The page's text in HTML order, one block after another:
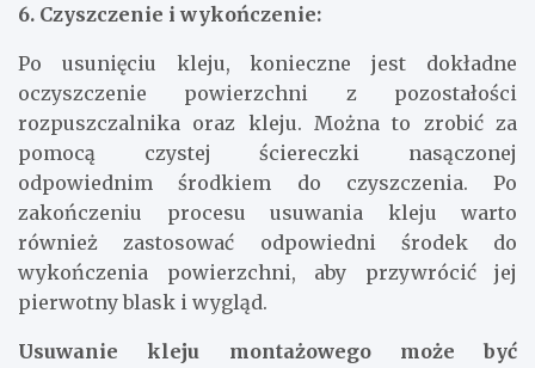
6. Czyszczenie i wykończenie:
Po usunięciu kleju, konieczne jest dokładne
oczyszczenie powierzchni z pozostałości
rozpuszczalnika oraz kleju. Można to zrobić za
pomocą czystej ściereczki nasączonej
odpowiednim środkiem do czyszczenia. Po
zakończeniu procesu usuwania kleju warto
również zastosować odpowiedni środek do
wykończenia powierzchni, aby przywrócić jej
pierwotny blask i wygląd.
Usuwanie kleju montażowego może być